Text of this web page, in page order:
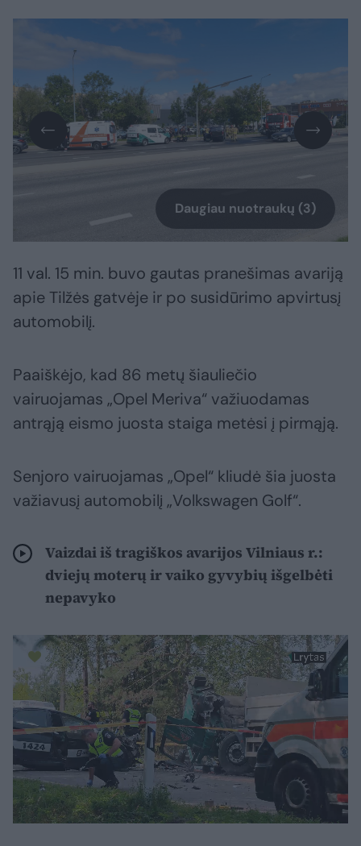
Daugiau nuotraukų (3)
11 val. 15 min. buvo gautas pranešimas avariją
apie Tilžės gatvėje ir po susidūrimo apvirtusį
automobilį.
Paaiškėjo, kad 86 metų šiauliečio
vairuojamas „Opel Meriva“ važiuodamas
antrąją eismo juosta staiga metėsi į pirmąją.
Senjoro vairuojamas „Opel“ kliudė šia juosta
važiavusį automobilį „Volkswagen Golf“.
Vaizdai iš tragiškos avarijos Vilniaus r.:
dviejų moterų ir vaiko gyvybių išgelbėti
nepavyko